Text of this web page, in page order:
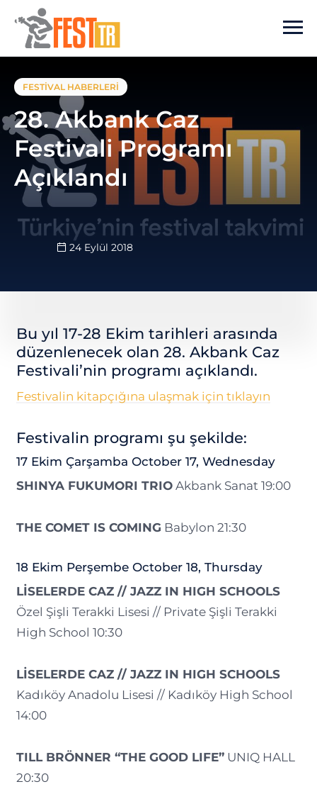
Ana içeriğe atla
FESTIVAL HABERLERI
28. Akbank Caz
Festivali Programı
Açıklandı
24 Eylül 2018
Bu yıl 17-28 Ekim tarihleri arasında
düzenlenecek olan 28. Akbank Caz
Festivali’nin programı açıklandı.
Festivalin kitapçığına ulaşmak için tıklayın
Festivalin programı şu şekilde:
17 Ekim Çarşamba October 17, Wednesday
SHINYA FUKUMORI TRIOAkbank Sanat 19:00
THE COMET IS COMING Babylon 21:30
18 Ekim Perşembe October 18, Thursday
LİSELERDE CAZ // JAZZ IN HIGH SCHOOLS
Özel Şişli Terakki Lisesi // Private Şişli Terakki
High School 10:30
LİSELERDE CAZ // JAZZ IN HIGH SCHOOLS
Kadıköy Anadolu Lisesi // Kadıköy High School
14:00
TILL BRÖNNER “THE GOOD LIFE”UNIQ HALL
20:30